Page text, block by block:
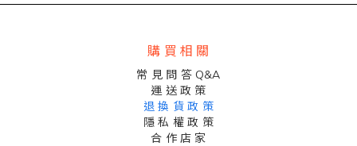
購 買 相 關
常 見 問 答 Q&A
運 送 政 策
退 換 貨 政 策
隱 私 權 政 策
合 作 店 家